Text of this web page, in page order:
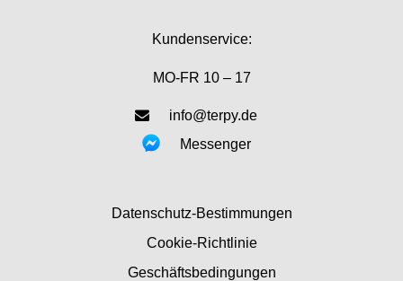
Kundenservice:
MO-FR 10 – 17
info@terpy.de
Messenger
Datenschutz-Bestimmungen
Cookie-Richtlinie
Geschäftsbedingungen